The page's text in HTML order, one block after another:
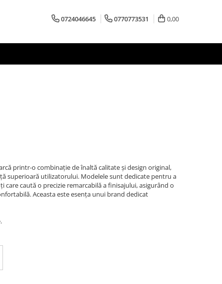
0724046645 0770773531 0,00
printr-o combinație de înaltă calitate și design original,
superioară utilizatorului. Modelele sunt dedicate pentru a
care caută o precizie remarcabilă a finisajului, asigurând o
Aceasta este esența unui brand dedicat